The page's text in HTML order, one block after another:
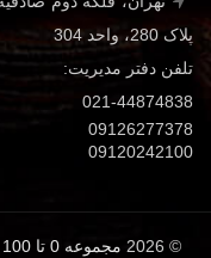
پلاک 280، واحد 304
تلفن دفتر مدیریت:
021-44874838
09126277378
09120242100
© 2026 مجموعه 0 تا 100 راه اندازی رستوران